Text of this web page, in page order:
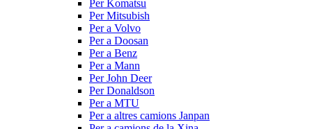
Per Komatsu
Per Mitsubish
Per a Volvo
Per a Doosan
Per a Benz
Per a Mann
Per John Deer
Per Donaldson
Per a MTU
Per a altres camions Janpan